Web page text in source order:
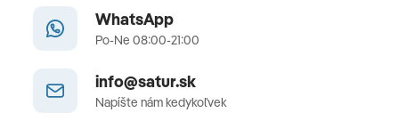
WhatsApp
Po-Ne 08:00-21:00
info@satur.sk
Napíšte nám kedykoľvek